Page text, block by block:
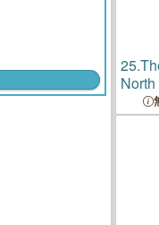
25.